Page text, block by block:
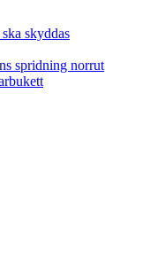
skyddas
spridning norrut